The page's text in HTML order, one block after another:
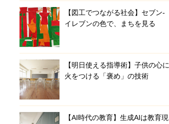
【図工でつながる社会】セブン‐
イレブンの色で、まちを見る
【明日使える指導術】子供の心に
火をつける「褒め」の技術
【AI時代の教育】生成AIは教育現